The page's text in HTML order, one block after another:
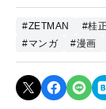
#ZETMAN #桂
#マンガ
#漫画